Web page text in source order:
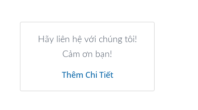
Hãy liên hệ với chúng tôi!
Cảm ơn bạn!
Thêm Chi Tiết